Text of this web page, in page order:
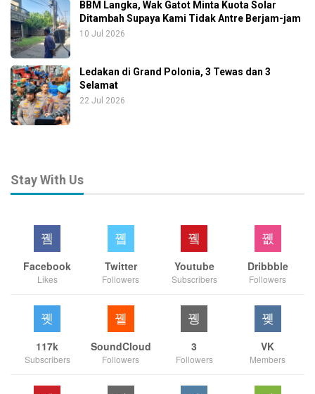
BBM Langka, Wak Gatot Minta Kuota Solar
Ditambah Supaya Kami Tidak Antre Berjam-jam
10 Jul 2026
Ledakan di Grand Polonia, 3 Tewas dan 3
Selamat
22 Jul 2026
Stay With Us
Facebook
Likes
Twitter
Followers
Youtube
Subscribers
Dribbble
Followers
117k
Subscribers
SoundCloud
Followers
3
Followers
VK
Members